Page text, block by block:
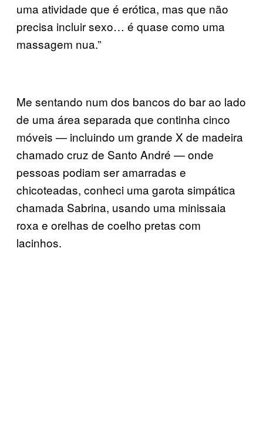
uma atividade que é erótica, mas que não
precisa incluir sexo… é quase como uma
massagem nua.”
Me sentando num dos bancos do bar ao lado
de uma área separada que continha cinco
móveis — incluindo um grande X de madeira
chamado cruz de Santo André — onde
pessoas podiam ser amarradas e
chicoteadas, conheci uma garota simpática
chamada Sabrina, usando uma minissaia
roxa e orelhas de coelho pretas com
lacinhos.